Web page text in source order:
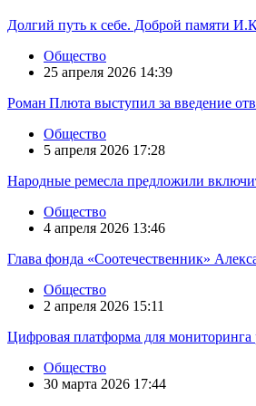
Долгий путь к себе. Доброй памяти
Общество
25 апреля 2026 14:39
Роман Плюта выступил за введение
Общество
5 апреля 2026 17:28
Народные ремесла предложили
Общество
4 апреля 2026 13:46
Глава фонда «Соотечественник»
Общество
2 апреля 2026 15:11
Цифровая платформа для мониторинга
Общество
30 марта 2026 17:44